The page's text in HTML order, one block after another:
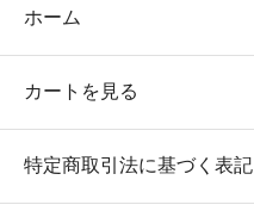
ホーム
カートを見る
特定商取引法に基づく表記